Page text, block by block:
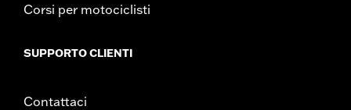
Corsi per motociclisti
SUPPORTO CLIENTI
Contattaci